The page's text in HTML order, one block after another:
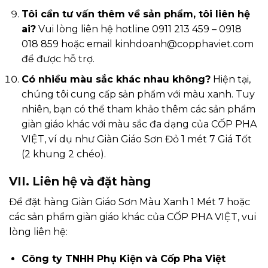
Tôi cần tư vấn thêm về sản phẩm, tôi liên hệ
ai?Vui lòng liên hệ hotline 0911 213 459 – 0918
018 859 hoặc email kinhdoanh@copphaviet.com
để được hỗ trợ.
Có nhiều màu sắc khác nhau không?Hiện tại,
chúng tôi cung cấp sản phẩm với màu xanh. Tuy
nhiên, bạn có thể tham khảo thêm các sản phẩm
giàn giáo khác với màu sắc đa dạng của CỐP PHA
VIỆT, ví dụ như Giàn Giáo Sơn Đỏ 1 mét 7 Giá Tốt
(2 khung 2 chéo).
VII. Liên hệ và đặt hàng
Để đặt hàng Giàn Giáo Sơn Màu Xanh 1 Mét 7 hoặc
các sản phẩm giàn giáo khác của CỐP PHA VIỆT, vui
lòng liên hệ:
Công ty TNHH Phụ Kiện và Cốp Pha Việt